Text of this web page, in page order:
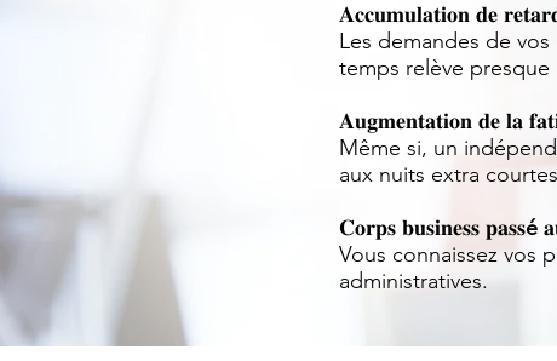
𝐀𝐜𝐜𝐮𝐦𝐮𝐥𝐚𝐭𝐢𝐨𝐧 𝐝𝐞
Les demandes de
temps relève presque
𝐀𝐮𝐠𝐦𝐞𝐧𝐭𝐚𝐭𝐢𝐨𝐧 𝐝𝐞 𝐥𝐚
Même si, un
aux nuits extra
𝐂𝐨𝐫𝐩𝐬 𝐛𝐮𝐬𝐢𝐧𝐞𝐬𝐬 𝐩𝐚𝐬𝐬é
Vous connaissez vos
administratives.